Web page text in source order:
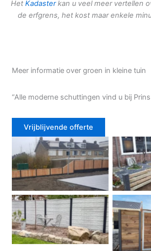
Het Kadasterkan u veel meer vertellen
de erfgrens, het kost maar enkele
Meer informatie over groen in kleine tuin
“Alle moderne schuttingen vind u bij
Vrijblijvende offerte
Douglas schutting
Betonschutting